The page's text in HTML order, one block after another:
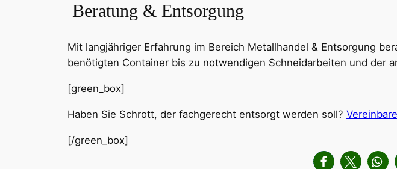
Beratung & Entsorgung
Mit langjähriger Erfahrung im Bereich Metallhandel & Entsorgung
benötigten Container bis zu notwendigen Schneidarbeiten und der
[green_box]
Haben Sie Schrott, der fachgerecht entsorgt werden soll?
[/green_box]